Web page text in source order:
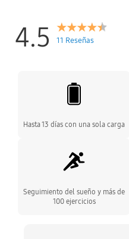
4.5 11 Reseñas
Hasta 13 días con una sola carga
Seguimiento del sueño y más de
100 ejercicios